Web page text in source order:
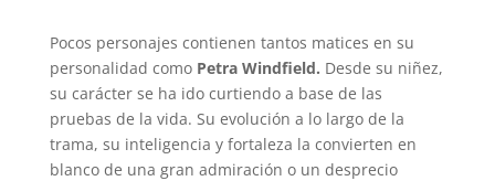
Pocos personajes contienen tantos matices en su
personalidad como Petra Windfield. Desde su niñez,
su carácter se ha ido curtiendo a base de las
pruebas de la vida. Su evolución a lo largo de la
trama, su inteligencia y fortaleza la convierten en
blanco de una gran admiración o un desprecio